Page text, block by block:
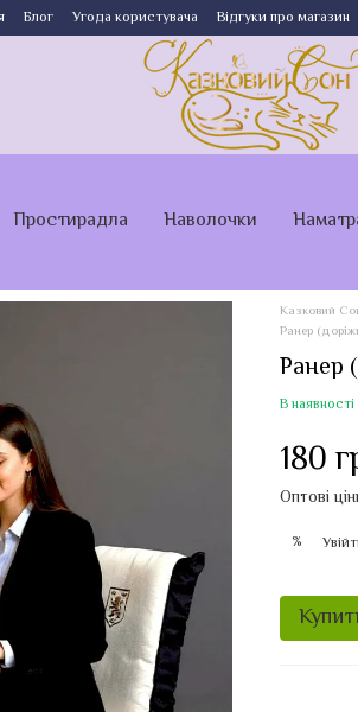
Блог Угода користувача Відгуки про магазин
Простирадла Наволочки
Казковий
Ранер
Ранер
В наявності
180
Оптові
%